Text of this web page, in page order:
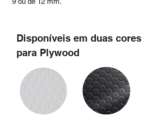
Disponíveis em duas cores
para Plywood